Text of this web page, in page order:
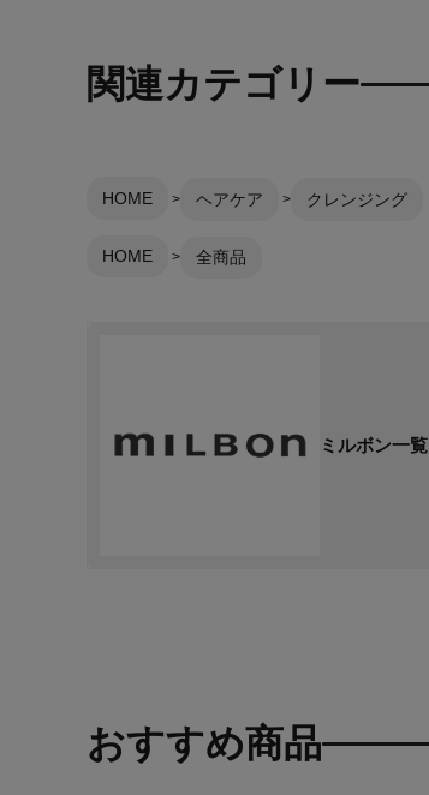
関連カテゴリー
HOME ヘアケア クレンジング
HOME 全商品
ミルボン一覧
おすすめ商品